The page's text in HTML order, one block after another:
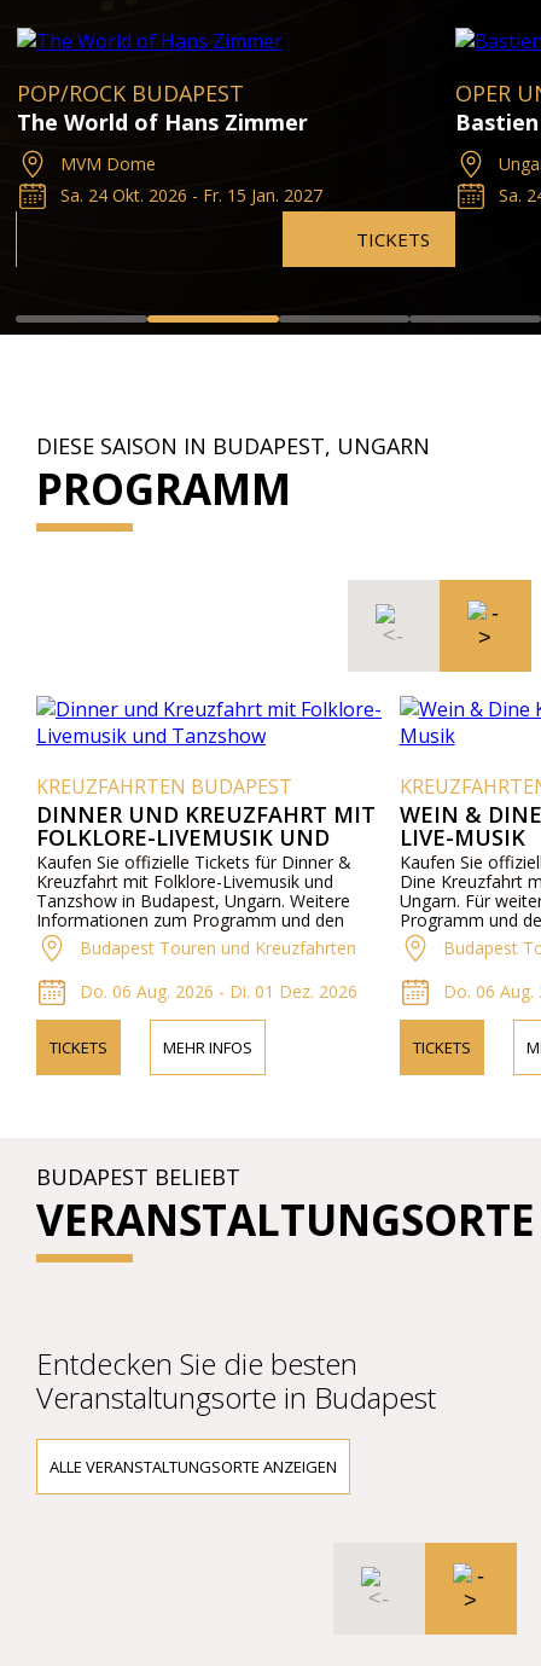
POP/ROCK BUDAPEST
The World of Hans Zimmer
MVM Dome
Sa. 24 Okt. 2026 - Fr. 15 Jan. 2027
TICKETS
OPER
Sa.
DIESE SAISON IN BUDAPEST, UNGARN
PROGRAMM
KREUZFAHRTEN BUDAPEST
DINNER UND KREUZFAHRT MIT
FOLKLORE-LIVEMUSIK UND
TANZSHOW
Kaufen Sie offizielle Tickets für Dinner &
Kreuzfahrt mit Folklore-Livemusik und
Tanzshow in Budapest, Ungarn. Weitere
Informationen zum Programm und den
Preisen online und telefonisch.
Budapest Touren und Kreuzfahrten
Do. 06 Aug. 2026 - Di. 01 Dez. 2026
TICKETS MEHR INFOS
WEIN &
LIVE-MUSIK
Kaufen Sie
Dine Kreuzfahrt
Ungarn. Für
Programm und
unsere Website
telefonisch.
Budapest
Do. 06 Aug.
TICKETS
BUDAPEST BELIEBT
VERANSTALTUNGSORTE
Entdecken Sie die besten
Veranstaltungsorte in Budapest
ALLE VERANSTALTUNGSORTE ANZEIGEN